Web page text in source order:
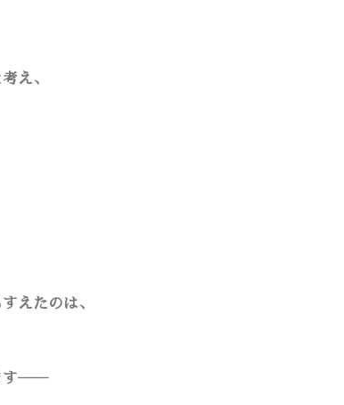
え、
えたのは、
す――